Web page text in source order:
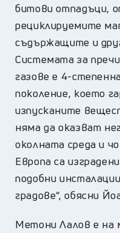
битови отпадъци,
рециклируемите
съдържащите и
Системата за
газове е 4-
поколение, което
изпусканите
няма да оказват
околната среда и
Европа са
подобни
градове“, обясни
Метони Лалов е на